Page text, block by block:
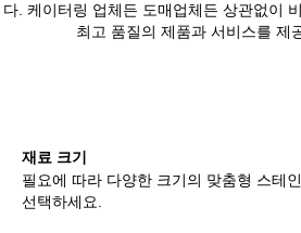
다. 케이터링 업체든 도매업체든 상관없이
최고 품질의 제품과 서비스를 제
재료 크기
필요에 따라 다양한 크기의 맞춤형 스테
선택하세요.